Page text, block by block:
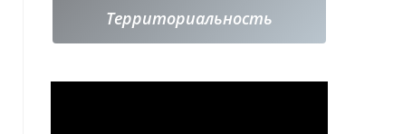
Территориальность